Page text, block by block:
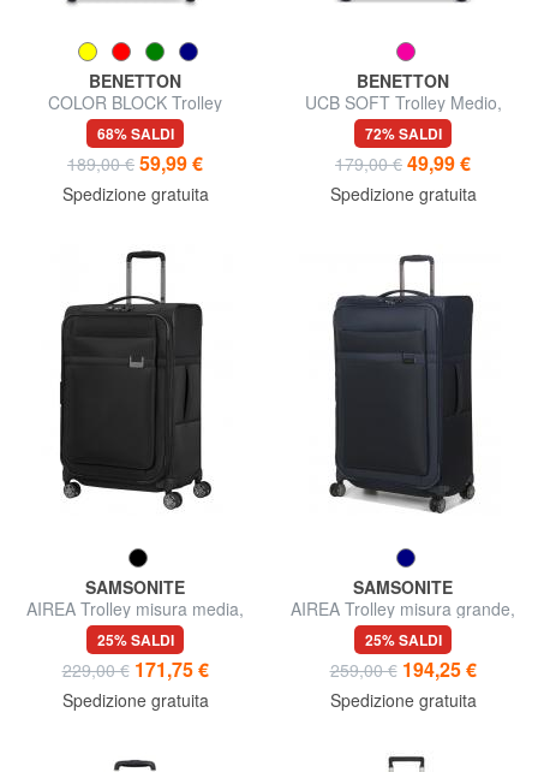
BENETTON
COLOR BLOCK Trolley
Grande, espandibile
68% SALDI
189,00 € 59,99 €
Spedizione gratuita
BENETTON
UCB SOFT Trolley Medio,
espandibile
72% SALDI
179,00 € 49,99 €
Spedizione gratuita
SAMSONITE
AIREA Trolley misura media,
espandibile
25% SALDI
229,00 € 171,75 €
Spedizione gratuita
SAMSONITE
AIREA Trolley misura grande,
espandibile
25% SALDI
259,00 € 194,25 €
Spedizione gratuita